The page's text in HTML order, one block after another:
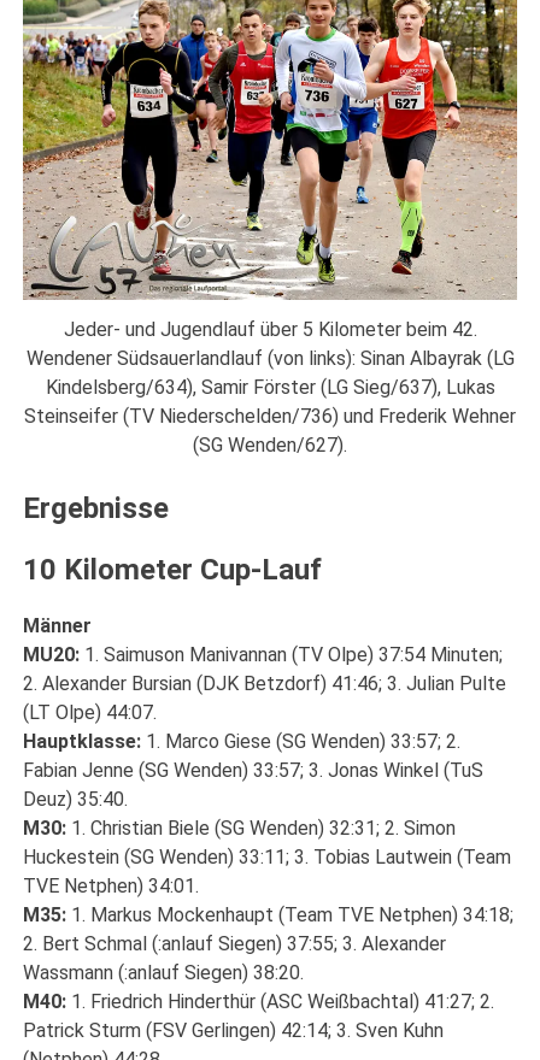
Jeder- und Jugendlauf über 5 Kilometer beim 42.
Wendener Südsauerlandlauf (von links): Sinan Albayrak (LG
Kindelsberg/634), Samir Förster (LG Sieg/637), Lukas
Steinseifer (TV Niederschelden/736) und Frederik Wehner
(SG Wenden/627).
Ergebnisse
10 Kilometer Cup-Lauf
Männer
MU20: 1. Saimuson Manivannan (TV Olpe) 37:54 Minuten;
2. Alexander Bursian (DJK Betzdorf) 41:46; 3. Julian Pulte
(LT Olpe) 44:07.
Hauptklasse: 1. Marco Giese (SG Wenden) 33:57; 2.
Fabian Jenne (SG Wenden) 33:57; 3. Jonas Winkel (TuS
Deuz) 35:40.
M30: 1. Christian Biele (SG Wenden) 32:31; 2. Simon
Huckestein (SG Wenden) 33:11; 3. Tobias Lautwein (Team
TVE Netphen) 34:01.
M35: 1. Markus Mockenhaupt (Team TVE Netphen) 34:18;
2. Bert Schmal (:anlauf Siegen) 37:55; 3. Alexander
Wassmann (:anlauf Siegen) 38:20.
M40: 1. Friedrich Hinderthür (ASC Weißbachtal) 41:27; 2.
Patrick Sturm (FSV Gerlingen) 42:14; 3. Sven Kuhn